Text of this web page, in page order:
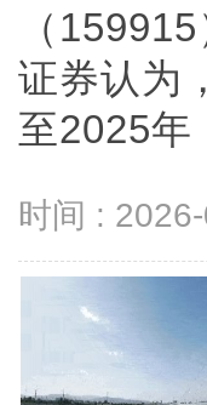
（
证券认为
至2025年
时间 :